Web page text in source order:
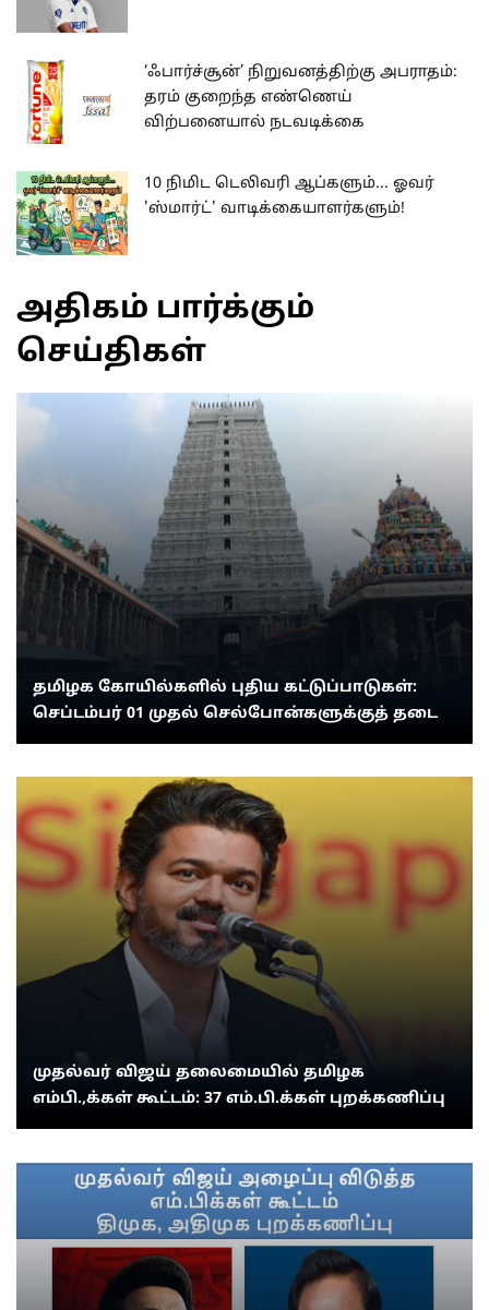
‘ஃபார்ச்சூன்’ நிறுவனத்திற்கு அபராதம்:
தரம் குறைந்த எண்ணெய்
விற்பனையால் நடவடிக்கை
10 நிமிட டெலிவரி ஆப்களும்... ஓவர்
'ஸ்மார்ட்' வாடிக்கையாளர்களும்!
அதிகம் பார்க்கும்
செய்திகள்
தமிழக கோயில்களில் புதிய கட்டுப்பாடுகள்:
செப்டம்பர் 01 முதல் செல்போன்களுக்குத் தடை
முதல்வர் விஜய் தலைமையில் தமிழக
எம்பி.,க்கள் கூட்டம்: 37 எம்.பி.க்கள் புறக்கணிப்பு